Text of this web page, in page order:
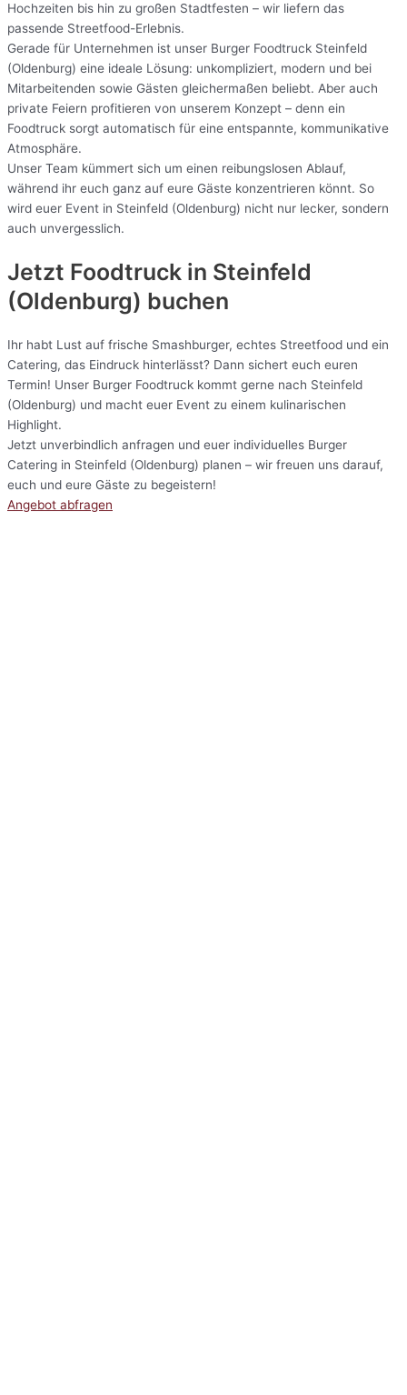
Hochzeiten bis hin zu großen Stadtfesten – wir liefern das
passende Streetfood-Erlebnis.
Gerade für Unternehmen ist unser Burger Foodtruck Steinfeld
(Oldenburg) eine ideale Lösung: unkompliziert, modern und bei
Mitarbeitenden sowie Gästen gleichermaßen beliebt. Aber auch
private Feiern profitieren von unserem Konzept – denn ein
Foodtruck sorgt automatisch für eine entspannte, kommunikative
Atmosphäre.
Unser Team kümmert sich um einen reibungslosen Ablauf,
während ihr euch ganz auf eure Gäste konzentrieren könnt. So
wird euer Event in Steinfeld (Oldenburg) nicht nur lecker, sondern
auch unvergesslich.
Jetzt Foodtruck in Steinfeld
(Oldenburg) buchen
Ihr habt Lust auf frische Smashburger, echtes Streetfood und ein
Catering, das Eindruck hinterlässt? Dann sichert euch euren
Termin! Unser Burger Foodtruck kommt gerne nach Steinfeld
(Oldenburg) und macht euer Event zu einem kulinarischen
Highlight.
Jetzt unverbindlich anfragen und euer individuelles Burger
Catering in Steinfeld (Oldenburg) planen – wir freuen uns darauf,
euch und eure Gäste zu begeistern!
Angebot abfragen